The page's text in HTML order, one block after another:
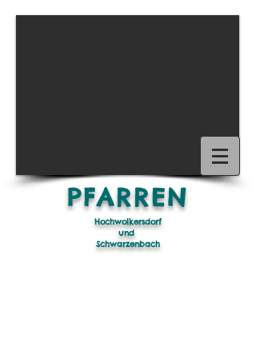
1/15
PFARREN
Hochwolkersdorf
und
Schwarzenbach